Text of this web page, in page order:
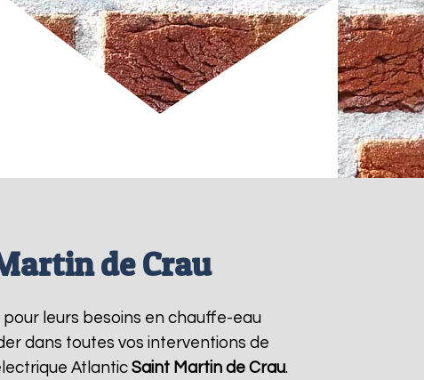
de Crau
leurs besoins en chauffe-eau
dans toutes vos interventions de
Atlantic Saint Martin de Crau.